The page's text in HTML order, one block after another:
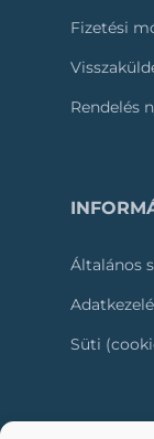
Fizetési
Rendelés
Általános
Süti